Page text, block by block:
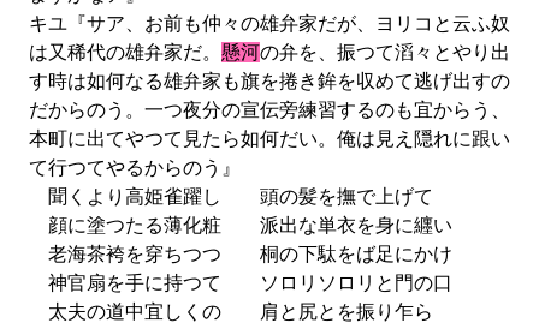
キユ『サア、お前も仲々の雄弁家だが、ヨリコと云ふ奴
は又稀代の雄弁家だ。 懸河の弁を、振つて滔々とやり出
す時は如何なる雄弁家も旗を捲き鉾を収めて逃げ出すの
だからのう。一つ夜分の宣伝旁練習するのも宜からう、
本町に出てやつて見たら如何だい。俺は見え隠れに跟い
て行つてやるからのう』
聞くより高姫雀躍し 頭の髪を撫で上げて
顔に塗つたる薄化粧 派出な単衣を身に纒い
老海茶袴を穿ちつつ 桐の下駄をば足にかけ
神官扇を手に持つて ソロリソロリと門の口
太夫の道中宜しくの 肩と尻とを振り乍ら